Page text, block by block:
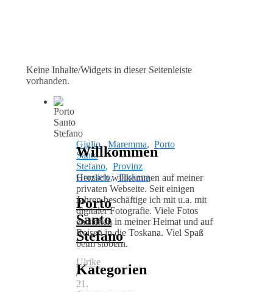
Keine Inhalte/Widgets in dieser Seitenleiste
vorhanden.
Giglio,Maremma, Porto
Santo
Stefano, Provinz
Grosseto,Toskana
Porto
Santo
Stefano
Ulrike
/
21.
Willkommen
Herzlich willkommen auf meiner
privaten Webseite. Seit einigen
Jahren beschäftige ich mit u.a. mit
digitaler Fotografie. Viele Fotos
entstehen in meiner Heimat und auf
Reisen in die Toskana. Viel Spaß
beim stöbern.
Kategorien